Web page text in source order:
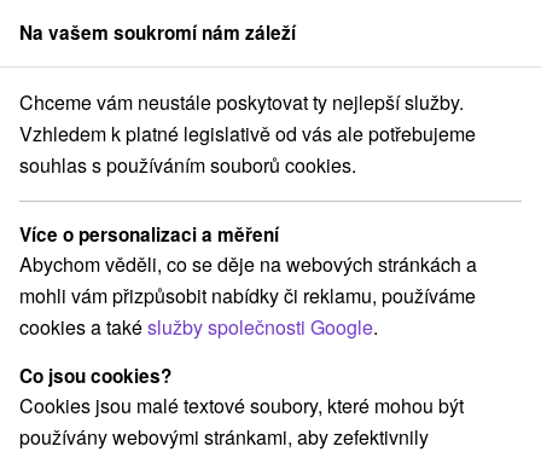
člen skupinySorger
Pobyty na Slovensku Jarní pobyty Prešovský kraj
Jarní pobyty Prešovský kraj
Kategorie
Všechny kategorie
Pobyty v akci(37)
Wellness pobyty(52) Víkendové pobyty(50)
Romantické pobyty
Rodinné pobyty(44)
Na vašem soukromí nám záleží
Chceme vám neustále poskytovat ty nejlepší služby.
Vzhledem k platné legislativě od vás ale potřebujeme
souhlas s používáním souborů cookies.
Více o personalizaci a měření
Abychom věděli, co se děje na webových stránkách a
mohli vám přizpůsobit nabídky či reklamu, používáme
cookies a takéslužby společnosti Google.
Co jsou cookies?
Cookies jsou malé textové soubory, které mohou být
používány webovými stránkami, aby zefektivnily